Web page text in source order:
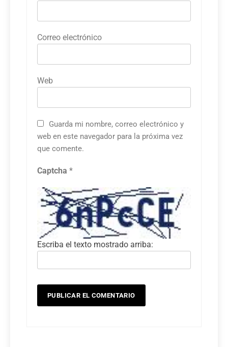
Correo electrónico
Web
Guarda mi nombre, correo electrónico y
web en este navegador para la próxima vez
que comente.
Captcha *
Escriba el texto mostrado arriba: